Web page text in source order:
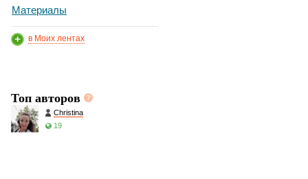
Материалы
в Моих лентах
Топ авторов
Christina
19